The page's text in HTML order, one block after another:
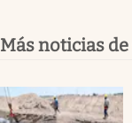
Más noticias de